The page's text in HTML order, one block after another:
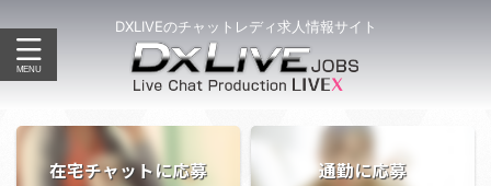
DXLIVEのチャットレディ求人情報サイト
在宅チャットに応募 通勤に応募